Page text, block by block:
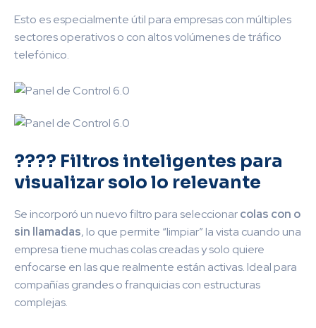
Esto es especialmente útil para empresas con múltiples
sectores operativos o con altos volúmenes de tráfico
telefónico.
???? Filtros inteligentes para
visualizar solo lo relevante
Se incorporó un nuevo filtro para seleccionarcolas con o
sin llamadas, lo que permite “limpiar” la vista cuando una
empresa tiene muchas colas creadas y solo quiere
enfocarse en las que realmente están activas. Ideal para
compañías grandes o franquicias con estructuras
complejas.